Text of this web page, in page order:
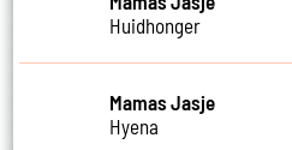
Huidhonger
Mamas Jasje
Hyena